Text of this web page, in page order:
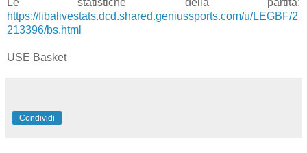
https://fibalivestats.dcd.shared.geniussports.com/u/LEGBF/2
213396/bs.html
USE Basket
Condividi